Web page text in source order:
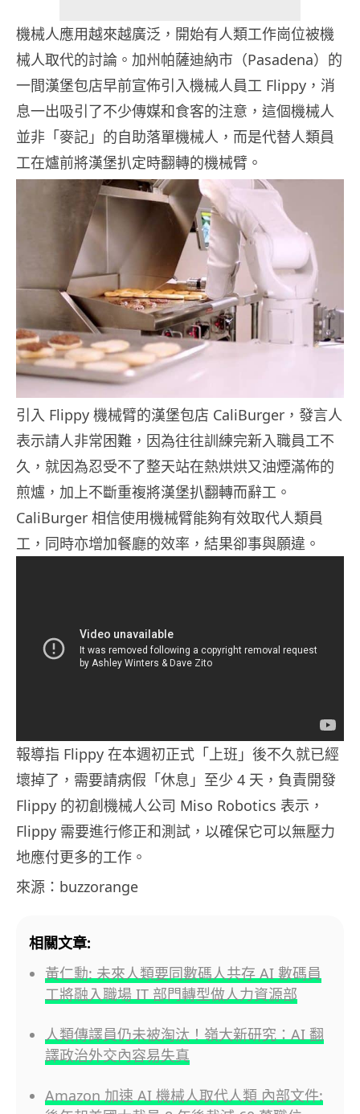
機械人應用越來越廣泛，開始有人類工作崗位被機
械人取代的討論。加州帕薩迪納市（Pasadena）的
一間漢堡包店早前宣佈引入機械人員工 Flippy，消
息一出吸引了不少傳媒和食客的注意，這個機械人
並非「麥記」的自助落單機械人，而是代替人類員
工在爐前將漢堡扒定時翻轉的機械臂。
引入 Flippy 機械臂的漢堡包店 CaliBurger，發言人
表示請人非常困難，因為往往訓練完新入職員工不
久，就因為忍受不了整天站在熱烘烘又油煙滿佈的
煎爐，加上不斷重複將漢堡扒翻轉而辭工。
CaliBurger 相信使用機械臂能夠有效取代人類員
工，同時亦增加餐廳的效率，結果卻事與願違。
報導指 Flippy 在本週初正式「上班」後不久就已經
壞掉了，需要請病假「休息」至少 4 天，負責開發
Flippy 的初創機械人公司 Miso Robotics 表示，
Flippy 需要進行修正和測試，以確保它可以無壓力
地應付更多的工作。
來源：buzzorange
相關文章:
黃仁勳: 未來人類要同數碼人共存 AI 數碼員
工將融入職場 IT 部門轉型做人力資源部
人類傳譯員仍未被淘汰！嶺大新研究：AI 翻
譯政治外交內容易失真
Amazon 加速 AI 機械人取代人類 內部文件: